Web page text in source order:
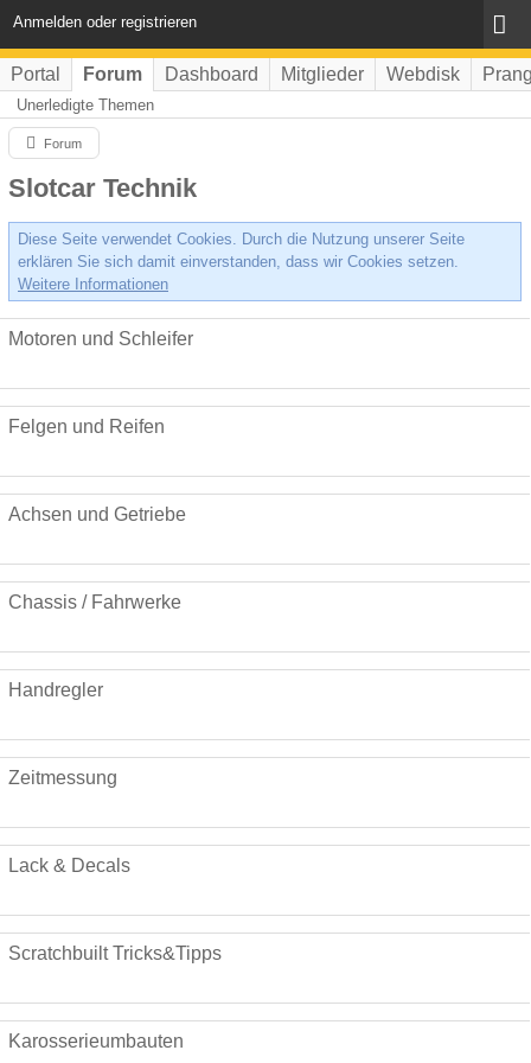
Anmelden oder registrieren
Portal Forum Dashboard Mitglieder Webdisk
Unerledigte Themen
Forum
Slotcar Technik
Diese Seite verwendet Cookies. Durch die Nutzung unserer Seite
erklären Sie sich damit einverstanden, dass wir Cookies setzen.
Weitere Informationen
Motoren und Schleifer
Felgen und Reifen
Achsen und Getriebe
Chassis / Fahrwerke
Handregler
Zeitmessung
Lack & Decals
Scratchbuilt Tricks&Tipps
Karosserieumbauten